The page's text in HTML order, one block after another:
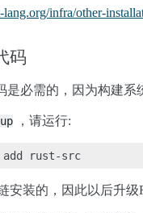
lang.org/infra/other-
码
是必需的，因为构建系
，请运行:
安装的，因此以后升级